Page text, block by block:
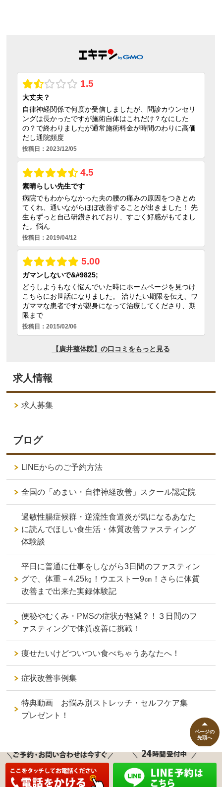
求人情報
求人募集
ブログ
LINEからのご予約方法
全国の「めまい・自律神経改善」スクール認定院
過敏性腸症候群・逆流性食道炎が気になるあなた
に読んでほしい食生活・体質改善ファスティング
体験談
平日に普通に仕事をしながら3日間のファスティン
グで、体重－4.25㎏！ウエストー9㎝！さらに体質
改善まで出来た実録体験記
便秘やむくみ・PMSの症状が軽減？！３日間のフ
ァスティングで体質改善に挑戦！
痩せたいけどついつい食べちゃうあなたへ！
症状改善事例集
特典動画 お悩み別ストレッチ・セルフケア集
プレゼント！
ページの
先頭へ